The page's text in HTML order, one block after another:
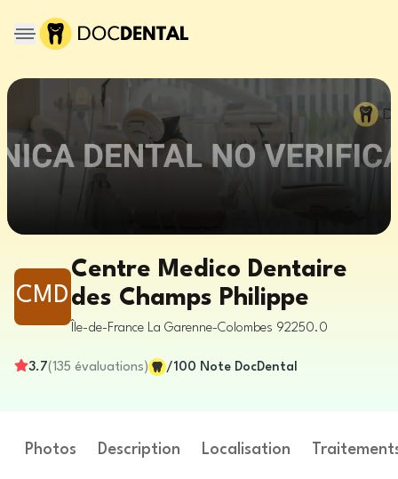
CMD
Centre Medico Dentaire
des Champs Philippe
Île-de-France La Garenne-Colombes 92250.0
3.7(135 évaluations) /100 Note DocDental
Photos Description Localisation